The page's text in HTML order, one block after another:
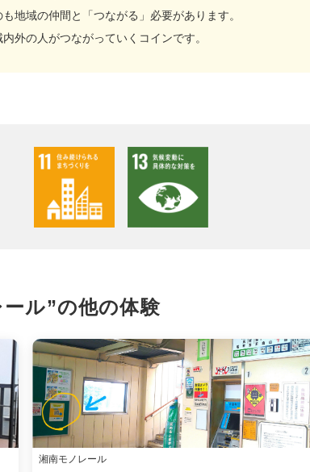
facebook
X
URLをコピー
地域の仲間と「つながる」必要があります。
外の人がつながっていくコインです。
ル”の他の体験
湘南モノレール